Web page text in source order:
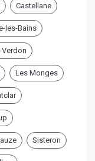
Castellane
les-Bains
Verdon
Les Monges
Sisteron